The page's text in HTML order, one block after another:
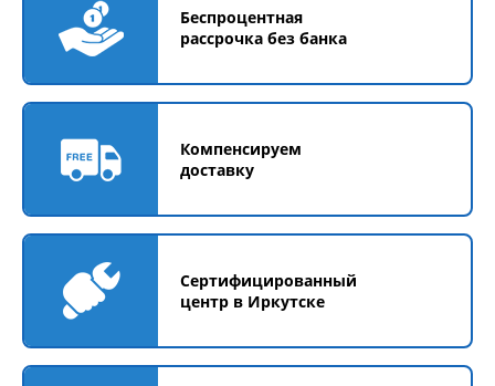
Беспроцентная
рассрочка без банка
Компенсируем
доставку
Сертифицированный
центр в Иркутске